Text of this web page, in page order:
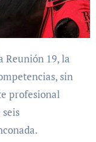
sin
profesional